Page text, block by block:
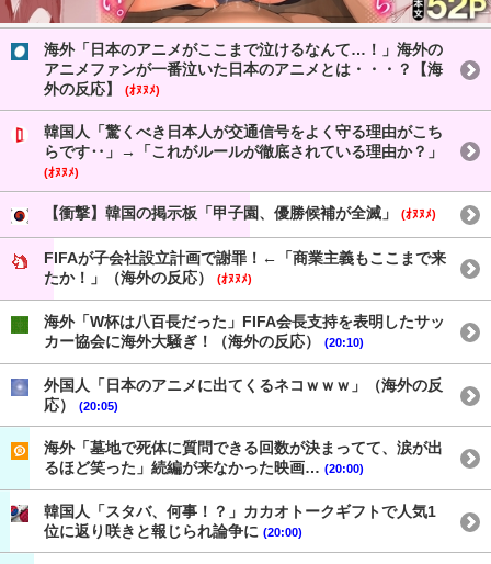
海外「日本のアニメがここまで泣けるなんて…！」海外の
アニメファンが一番泣いた日本のアニメとは・・・？【海
外の反応】
(ｵﾇﾇﾒ)
韓国人「驚くべき日本人が交通信号をよく守る理由がこち
らです‥」→「これがルールが徹底されている理由か？」
(ｵﾇﾇﾒ)
【衝撃】韓国の掲示板「甲子園、優勝候補が全滅」 (ｵﾇﾇﾒ)
FIFAが子会社設立計画で謝罪！←「商業主義もここまで来
たか！」（海外の反応）
(ｵﾇﾇﾒ)
海外「W杯は八百長だった」FIFA会長支持を表明したサッ
カー協会に海外大騒ぎ！（海外の反応）
(20:10)
外国人「日本のアニメに出てくるネコｗｗｗ」（海外の反
応）
(20:05)
海外「墓地で死体に質問できる回数が決まってて、涙が出
るほど笑った」続編が来なかった映画… (20:00)
韓国人「スタバ、何事！？」カカオトークギフトで人気1
位に返り咲きと報じられ論争に (20:00)